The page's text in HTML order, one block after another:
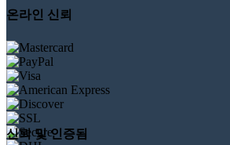
온라인 신뢰
신뢰 및 인증됨